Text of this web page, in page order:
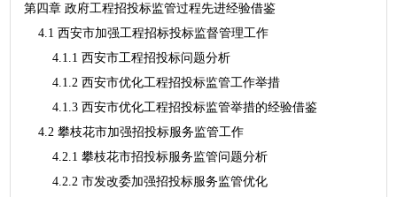
第四章 政府工程招投标监管过程先进经验借鉴
4.1 西安市加强工程招标投标监督管理工作
4.1.1 西安市工程招投标问题分析
4.1.2 西安市优化工程招投标监管工作举措
4.1.3 西安市优化工程招投标监管举措的经验借鉴
4.2 攀枝花市加强招投标服务监管工作
4.2.1 攀枝花市招投标服务监管问题分析
4.2.2 市发改委加强招投标服务监管优化